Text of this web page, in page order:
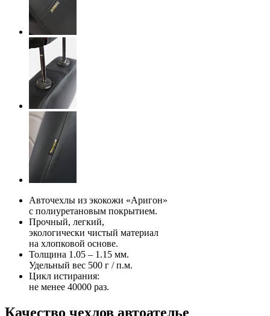
Авточехлы из экокожи «Аригон»
с полиуретановым покрытием.
Прочный, легкий,
экологически чистый материал
на хлопковой основе.
Толщина 1.05 – 1.15 мм.
Удельный вес 500 г / п.м.
Цикл истирания:
не менее 40000 раз.
Качество чехлов автоателье